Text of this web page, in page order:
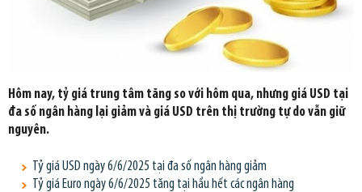
Hôm nay, tỷ giá trung tâm tăng so với hôm qua, nhưng giá USD tại
đa số ngân hàng lại giảm và giá USD trên thị trường tự do vẫn giữ
nguyên.
Tỷ giá USD ngày 6/6/2025 tại đa số ngân hàng giảm
Tỷ giá Euro ngày 6/6/2025 tăng tại hầu hết các ngân hàng